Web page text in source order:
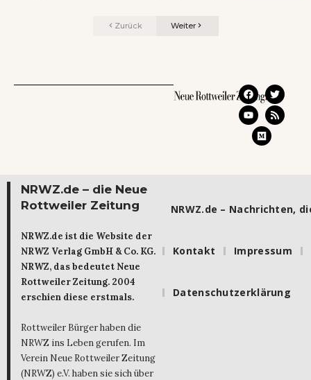
Zurück Weiter
NRWZ.de – die Neue
Rottweiler Zeitung
NRWZ.de ist die Website der
NRWZ Verlag GmbH & Co. KG.
NRWZ, das bedeutet Neue
Rottweiler Zeitung. 2004
erschien diese erstmals.
Rottweiler Bürger haben die
NRWZ ins Leben gerufen. Im
Verein Neue Rottweiler Zeitung
(NRWZ) e.V. haben sie sich über
NRWZ.de – Nachrichten,
Kontakt Impressum
Datenschutzerklärung